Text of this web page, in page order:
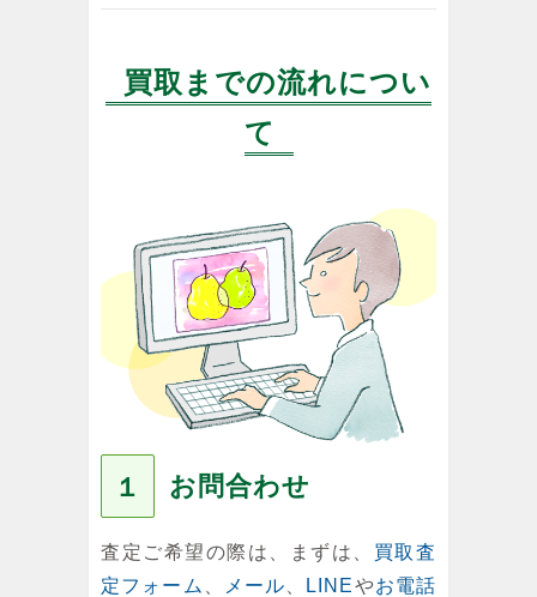
買取までの流れについ
て
１ お問合わせ
査定ご希望の際は、まずは、 買取査
定フォーム
メール LINEやお電話